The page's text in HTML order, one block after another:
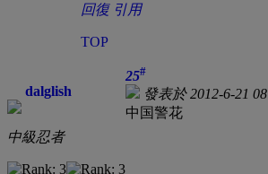
回復 引用
TOP
dalglish
中級忍者
25#
發表於 2012-6-21
中国警花